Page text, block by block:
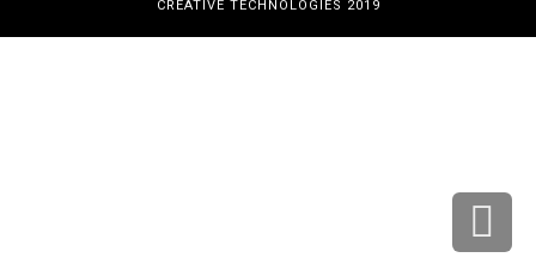
CREATIVE TECHNOLOGIES 2019
גלילה
לראש